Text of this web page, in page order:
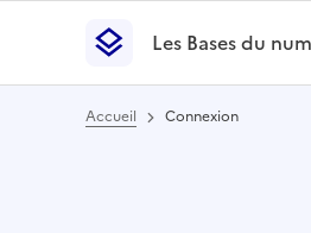
Les Bases du
Les Bases du
Accueil Connexion